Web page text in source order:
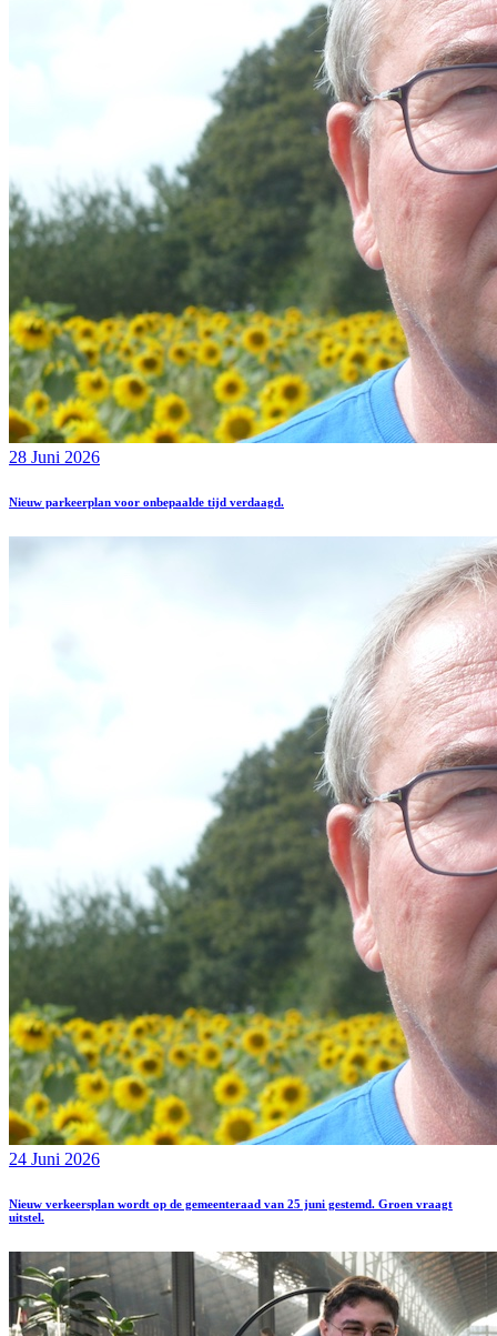
28 Juni 2026
Nieuw parkeerplan voor onbepaalde tijd verdaagd.
24 Juni 2026
Nieuw verkeersplan wordt op de gemeenteraad van 25 juni gestemd. Groen vraagt
uitstel.